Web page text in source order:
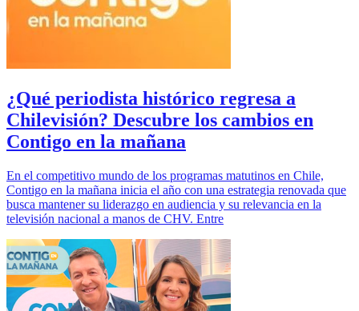
¿Qué periodista histórico regresa a
Chilevisión? Descubre los cambios en
Contigo en la mañana
En el competitivo mundo de los programas matutinos en Chile,
Contigo en la mañana inicia el año con una estrategia renovada que
busca mantener su liderazgo en audiencia y su relevancia en la
televisión nacional a manos de CHV. Entre